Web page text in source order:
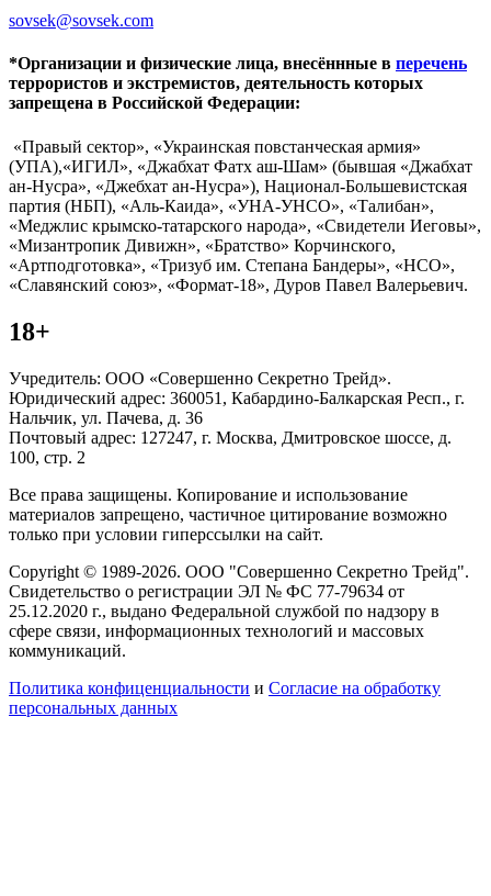
sovsek@sovsek.com
*Организации и физические лица, внесённные в перечень
террористов и экстремистов, деятельность которых
запрещена в Российской Федерации:
«Правый сектор», «Украинская повстанческая армия»
(УПА),«ИГИЛ», «Джабхат Фатх аш-Шам» (бывшая «Джабхат
ан-Нусра», «Джебхат ан-Нусра»), Национал-Большевистская
партия (НБП), «Аль-Каида», «УНА-УНСО», «Талибан»,
«Меджлис крымско-татарского народа», «Свидетели Иеговы»,
«Мизантропик Дивижн», «Братство» Корчинского,
«Артподготовка», «Тризуб им. Степана Бандеры», «НСО»,
«Славянский союз», «Формат-18», Дуров Павел Валерьевич.
18+
Учредитель: ООО «Совершенно Секретно Трейд».
Юридический адрес: 360051, Кабардино-Балкарская Респ., г.
Нальчик, ул. Пачева, д. 36
Почтовый адрес: 127247, г. Москва, Дмитровское шоссе, д.
100, стр. 2
Все права защищены. Копирование и использование
материалов запрещено, частичное цитирование возможно
только при условии гиперссылки на сайт.
Copyright © 1989-2026. ООО "Совершенно Секретно Трейд".
Свидетельство о регистрации ЭЛ № ФС 77-79634 от
25.12.2020 г., выдано Федеральной службой по надзору в
сфере связи, информационных технологий и массовых
коммуникаций.
Политика конфиценциальности и Согласие на обработку
персональных данных